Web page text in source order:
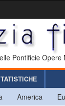
Pontificie Opere
America